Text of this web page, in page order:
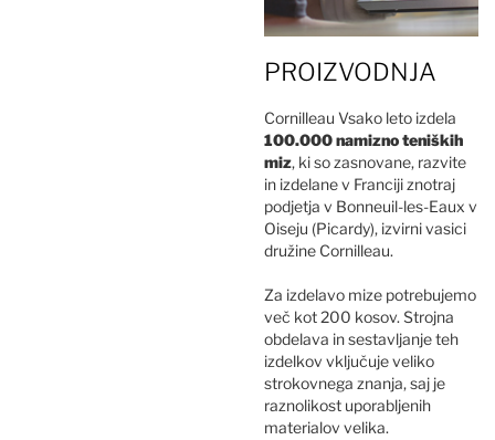
PROIZVODNJA
Cornilleau Vsako leto izdela
100.000 namizno teniških
miz, ki so zasnovane, razvite
in izdelane v Franciji znotraj
podjetja v Bonneuil-les-Eaux v
Oiseju (Picardy), izvirni vasici
družine Cornilleau.
Za izdelavo mize potrebujemo
več kot 200 kosov. Strojna
obdelava in sestavljanje teh
izdelkov vključuje veliko
strokovnega znanja, saj je
raznolikost uporabljenih
materialov velika.